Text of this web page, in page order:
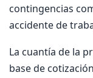
contingencias
accidente de
La cuantía de la
base de